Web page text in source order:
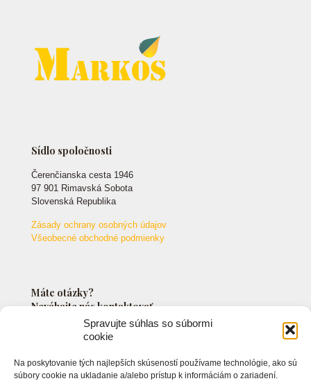
Spravujte súhlas so súbormi
cookie
Na poskytovanie tých najlepších skúseností používame technológie, ako sú
súbory cookie na ukladanie a/alebo prístup k informáciám o zariadení.
Sídlo spoločnosti
Čerenčianska cesta 1946
97 901 Rimavská Sobota
Slovenská Republika
Zásady ochrany osobných údajov
Všeobecné obchodné podmienky
Máte otázky?
Neváhajte nás kontaktovať.
+421 903 549 042
info@markossro.sk